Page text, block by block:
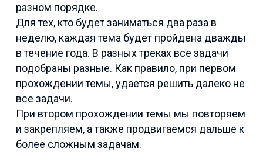
разном порядке.
Для тех, кто будет заниматься два раза в
неделю, каждая тема будет пройдена дважды
в течение года. В разных треках все задачи
подобраны разные. Как правило, при первом
прохождении темы, удается решить далеко не
все задачи.
При втором прохождении темы мы повторяем
и закрепляем, а также продвигаемся дальше к
более сложным задачам.